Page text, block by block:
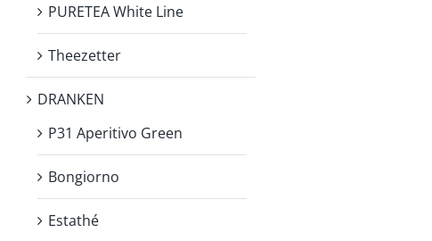
PURETEA White Line
Theezetter
DRANKEN
P31 Aperitivo Green
Bongiorno
Estathé